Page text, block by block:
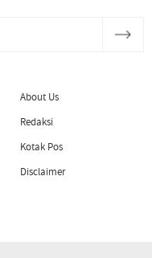
About Us
Redaksi
Kotak Pos
Disclaimer